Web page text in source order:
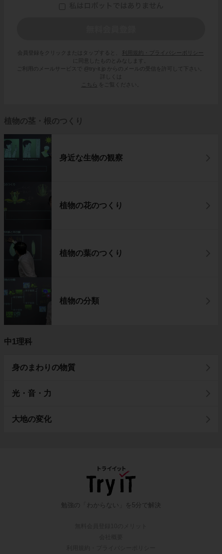
会員登録をクリックまたはタップすると、
利用規約・プライバシーポリシー
に同意したものとみなします。
ご利用のメールサービスで @try-it.jp からのメールの受信を許可して下さい。
詳しくは
こちら
をご覧ください。
植物の茎・根のつくり
身近な生物の観察
植物の花のつくり
植物の葉のつくり
植物の分類
中1理科
身のまわりの物質
光・音・力
大地の変化
勉強の「わからない」を5分で解決